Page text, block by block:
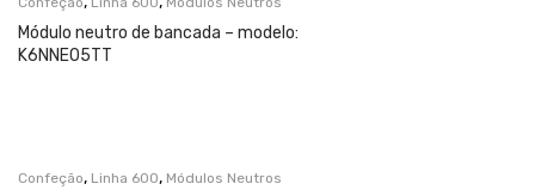
Módulo neutro de bancada – modelo:
K6NNE05TT
Confeção, Linha 600, Módulos Neutros